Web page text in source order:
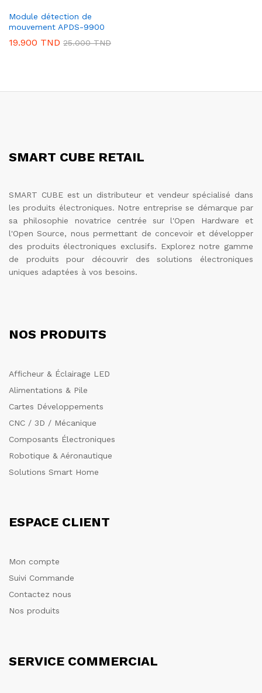
Module détection de
mouvement APDS-9900
19.900 TND 25.000TND
SMART CUBE RETAIL
SMART CUBE est un distributeur et vendeur spécialisé dans
les produits électroniques. Notre entreprise se démarque par
sa philosophie novatrice centrée sur l'Open Hardware et
l'Open Source, nous permettant de concevoir et développer
des produits électroniques exclusifs. Explorez notre gamme
de produits pour découvrir des solutions électroniques
uniques adaptées à vos besoins.
NOS PRODUITS
Afficheur & Éclairage LED
Alimentations & Pile
Cartes Développements
CNC / 3D / Mécanique
Composants Électroniques
Robotique & Aéronautique
Solutions Smart Home
ESPACE CLIENT
Mon compte
Suivi Commande
Contactez nous
Nos produits
SERVICE COMMERCIAL